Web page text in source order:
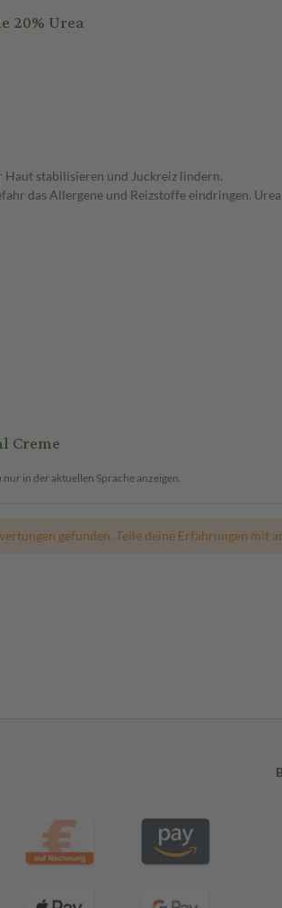
20% Urea
Haut stabilisieren und Juckreiz lindern.
das Allergene und Reizstoffe eindringen.
Creme
in der aktuellen Sprache anzeigen.
gefunden. Teile deine Erfahrungen mit